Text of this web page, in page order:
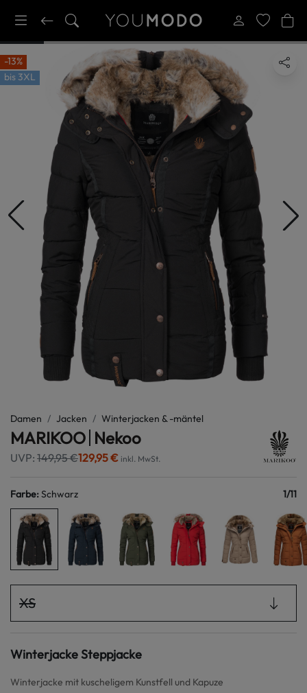
-13%
bis 3XL
Damen Jacken Winterjacken & -mäntel
MARIKOO Nekoo
UVP: 149,95 €129,95 € inkl. MwSt.
Farbe:Schwarz 1/11
XS
Winterjacke Steppjacke
Winterjacke mit kuscheligem Kunstfell und Kapuze